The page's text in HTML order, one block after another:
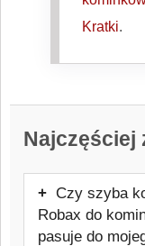
Kratki.
Najczęściej
Czy szyba
Robax do
pasuje do